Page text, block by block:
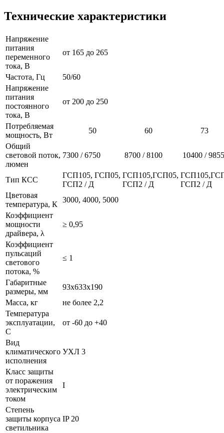
Технические характеристики
Напряжение
питания
переменного
тока, В
от 165 до 265
Частота, Гц
50/60
Напряжение
питания
постоянного
тока, В
от 200 до 250
Потребляемая
мощность, Вт
50 60
73
Общий
световой поток,
люмен
7300 / 6750 8700 / 8100 10400 / 9855
Тип КСС
ГСП105, ГСП05,
ГСП2 / Д
ГСП105,ГСП05,
ГСП2 / Д
ГСП2 / Д
Цветовая
температура, К
3000, 4000, 5000
Коэффициент
мощности
драйвера, λ
≥ 0,95
Коэффициент
пульсаций
светового
потока, %
≤ 1
Габаритные
размеры, мм
93х633х190
Масса, кг
не более 2,2
Температура
эксплуатации,
С
от -60 до +40
Вид
климатического
исполнения
УХЛ 3
Класс защиты
от поражения
электрическим
током
I
Степень
защиты корпуса
светильника
IP 20